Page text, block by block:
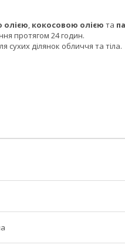
олією, кокосовою олією та
протягом 24 годин.
сухих ділянок обличчя та тіла.